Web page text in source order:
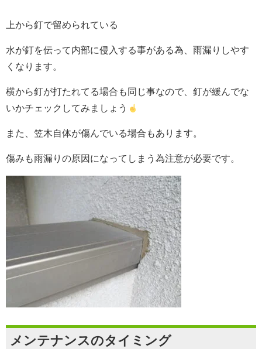
上から釘で留められている
水が釘を伝って内部に侵入する事がある為、雨漏りしやす
くなります。
横から釘が打たれてる場合も同じ事なので、釘が緩んでな
いかチェックしてみましょう
また、笠木自体が傷んでいる場合もあります。
傷みも雨漏りの原因になってしまう為注意が必要です。
メンテナンスのタイミング